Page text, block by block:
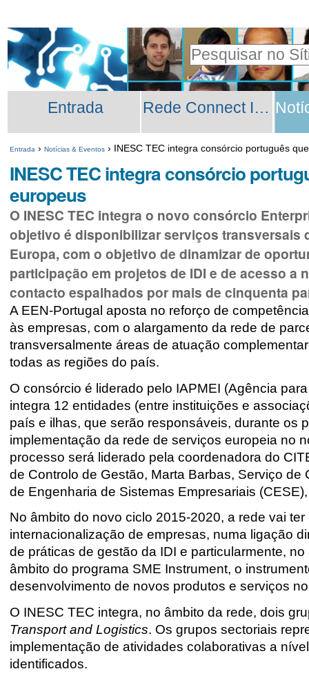
para
o
conteúdo.
para
a
navegação
Pessoais
Pesquisar
Pesquisa
Avançada…
Secções
Entrada Rede Connect INESC TEC
Entrada › Notícias & Eventos › INESC TEC integra consórcio português
INESC TEC integra consórcio
europeus
O INESC TEC integra o novo consórcio
objetivo é disponibilizar serviços transversais
Europa, com o objetivo de dinamizar de
participação em projetos de IDI e de acesso
contacto espalhados por mais de cinquenta
A EEN-Portugal aposta no reforço de
às empresas, com o alargamento da rede de
transversalmente áreas de atuação
todas as regiões do país.
O consórcio é liderado pelo IAPMEI (Agência
integra 12 entidades (entre instituições e
país e ilhas, que serão responsáveis, durante os
implementação da rede de serviços europeia no
processo será liderado pela coordenadora do
de Controlo de Gestão, Marta Barbas, Serviço
de Engenharia de Sistemas Empresariais
No âmbito do novo ciclo 2015-2020, a rede vai
internacionalização de empresas, numa ligação
de práticas de gestão da IDI e particularmente,
âmbito do programa SME Instrument, o
desenvolvimento de novos produtos e serviços
O INESC TEC integra, no âmbito da rede, dois
Transport and Logistics. Os grupos sectoriais
implementação de atividades colaborativas a
identificados.